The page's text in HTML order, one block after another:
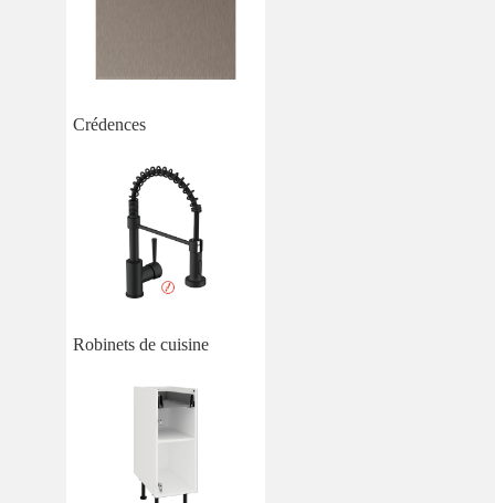
Crédences
Robinets de cuisine